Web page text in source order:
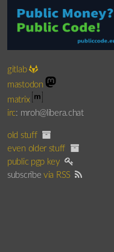
gitlab
mastodon
matrix
irc: mroh@libera.chat
old stuff
even older stuff
public pgp key
subscribevia RSS